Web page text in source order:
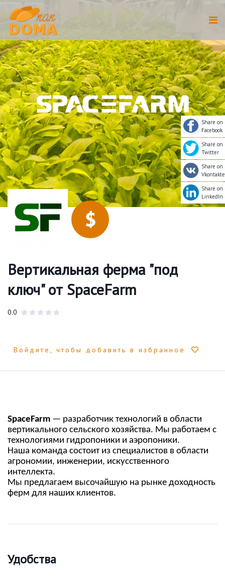
Вертикальная ферма "под
ключ" от SpaceFarm
0.0
Войдите, чтобы добавить в избранное
SpaceFarm — разработчик технологий в области
вертикального сельского хозяйства. Мы работаем с
технологиями гидропоники и аэропоники.
Наша команда состоит из специалистов в области
агрономии, инженерии, искусственного
интеллекта.
Мы предлагаем высочайшую на рынке доходность
ферм для наших клиентов.
Удобства
Share on
Facebook
Share on
Twitter
Share on
Vkontakte
Share on
LinkedIn